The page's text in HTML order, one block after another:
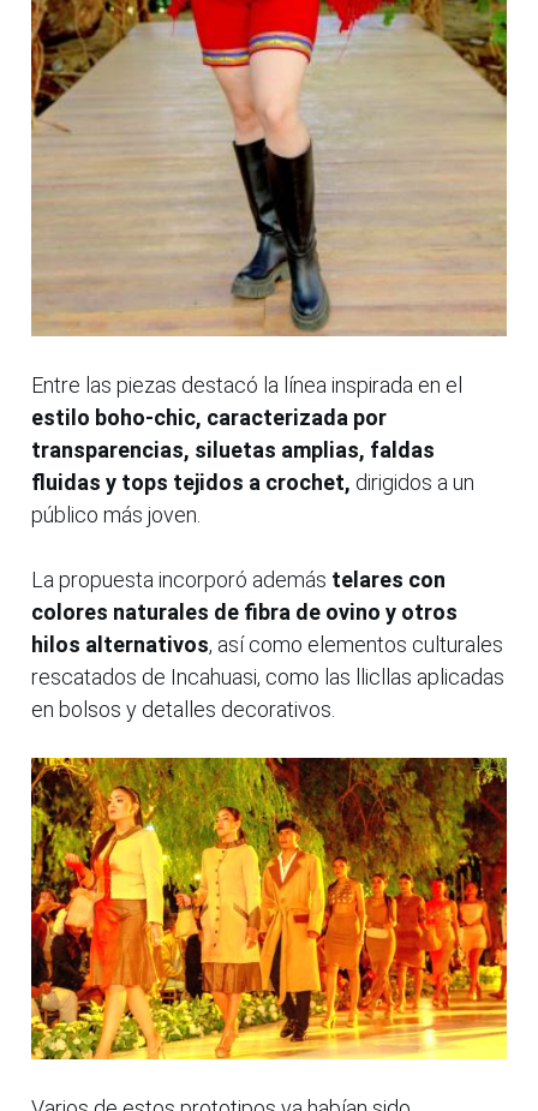
Entre las piezas destacó la línea inspirada en el
estilo boho-chic, caracterizada por
transparencias, siluetas amplias, faldas
fluidas y tops tejidos a crochet, dirigidos a un
público más joven.
La propuesta incorporó además telares con
colores naturales de fibra de ovino y otros
hilos alternativos, así como elementos culturales
rescatados de Incahuasi, como las llicllas aplicadas
en bolsos y detalles decorativos.